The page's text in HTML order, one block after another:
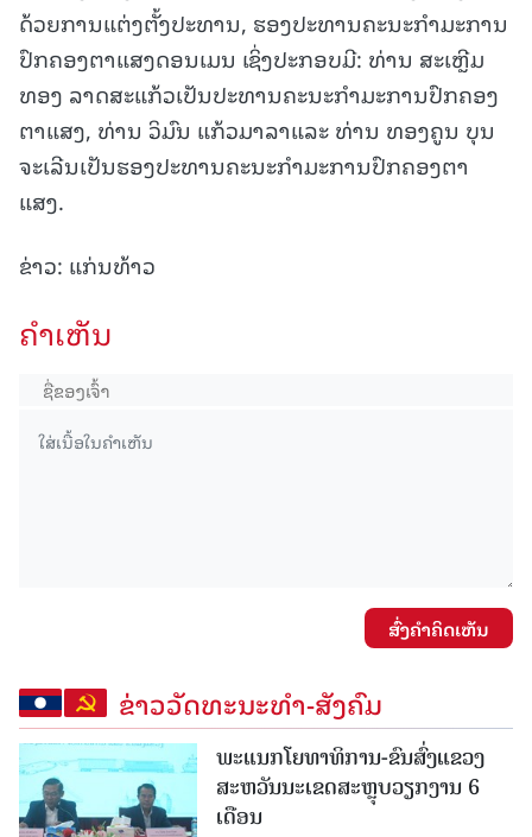
ດ້ວຍການແຕ່ງຕັ້ງປະທານ, ຮອງປະທານຄະນະກໍາມະການ
ປົກຄອງຕາແສງດອນເມນ ເຊິ່ງປະກອບມີ: ທ່ານ ສະເຫຼີມ
ທອງ ລາດສະແກ້ວເປັນປະທານຄະນະກຳມະການປົກຄອງ
ຕາແສງ, ທ່ານ ວິມົນ ແກ້ວມາລາແລະ ທ່ານ ທອງຄູນ ບຸນ
ຈະເລີນເປັນຮອງປະທານຄະນະກຳມະການປົກຄອງຕາ
ແສງ.
ຂ່າວ: ແກ່ນທ້າວ
ຄໍາເຫັນ
ສົ່ງຄໍາຄິດເຫັນ
ຂ່າວວັດທະນະທຳ-ສັງຄົມ
ພະແນກໂຍທາທິການ-ຂົນສົ່ງແຂວງ
ສະຫວັນນະເຂດສະຫຼຸບວຽກງານ 6
ເດືອນ